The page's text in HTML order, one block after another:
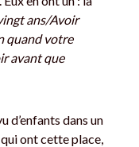
ans/Avoir
quand votre
avant que
d’enfants dans un
ont cette place,